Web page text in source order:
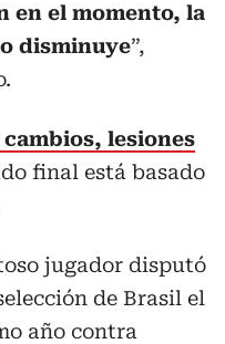
en el momento, la
disminuye”,
lesiones
final está basado
jugador disputó
de Brasil el
año contra